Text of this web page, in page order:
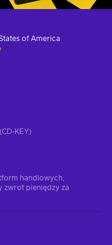
of America
KEY)
handlowych,
zwrot pieniędzy za